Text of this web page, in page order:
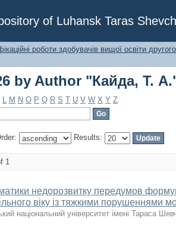
of Luhansk Taras
by Author "Кайда, Т.
роботи здобувачів вищої освіти
by Author "Кайда, Т.
L M N O P Q R S T U V W X Y Z
Results:
1
недорозвитку передумов
віку із тяжкими порушеннями
національний університет імені Тараса